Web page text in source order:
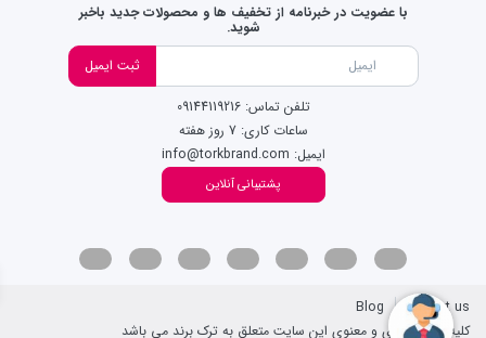
با عضویت در خبرنامه از تخفیف ها و محصولات جدید باخبر
شوید.
ثبت ایمیل
پشتیبانی آنلاین
تلفن تماس: 09144119216
ساعات کاری: 7 روز هفته
ایمیل: info@torkbrand.com
Contact us
Blog
کلیه حقوق مادی و معنوی این سایت متعلق به ترک برند می باشد